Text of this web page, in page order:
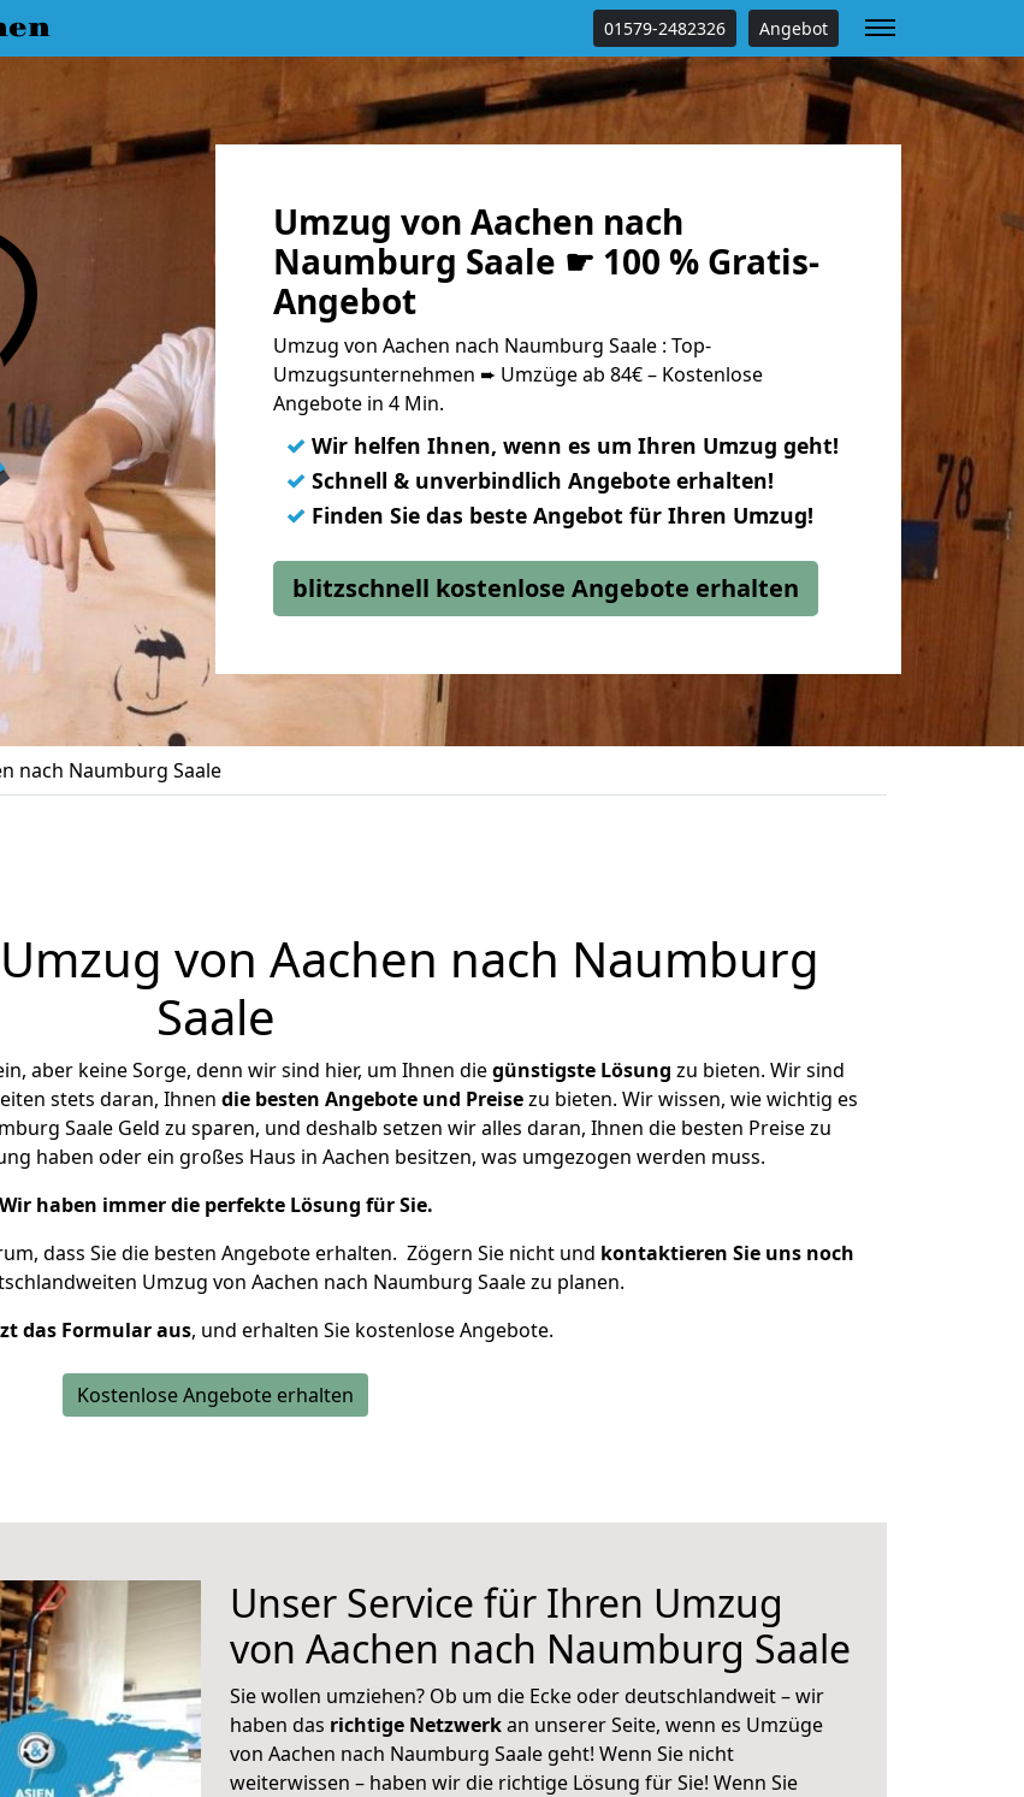
01579-2482326 Angebot
Umzug von Aachen nach
Naumburg Saale ☛ 100 % Gratis-
Angebot
Umzug von Aachen nach Naumburg Saale : Top-
Umzugsunternehmen ➨ Umzüge ab 84€ – Kostenlose
Angebote in 4 Min.
✓ Wir helfen Ihnen, wenn es um Ihren Umzug geht!
✓ Schnell & unverbindlich Angebote erhalten!
✓ Finden Sie das beste Angebot für Ihren Umzug!
blitzschnell kostenlose Angebote erhalten
nach Naumburg Saale
von Aachen nach Naumburg
Saale
aber keine Sorge, denn wir sind hier, um Ihnen diegünstigste Lösung zu bieten. Wir sind
stets daran, Ihnen die besten Angebote und Preisezu bieten. Wir wissen, wie wichtig es
Saale Geld zu sparen, und deshalb setzen wir alles daran, Ihnen die besten Preise zu
haben oder ein großes Haus in Aachen besitzen, was umgezogen werden muss.
Wir haben immer die perfekte Lösung für Sie.
dass Sie die besten Angebote erhalten. Zögern Sie nicht und kontaktieren Sie uns noch
Umzug von Aachen nach Naumburg Saale zu planen.
das Formular aus, und erhalten Sie kostenlose Angebote.
Kostenlose Angebote erhalten
Unser Service für Ihren Umzug
von Aachen nach Naumburg Saale
Sie wollen umziehen? Ob um die Ecke oder deutschlandweit – wir
haben das richtige Netzwerkan unserer Seite, wenn es Umzüge
von Aachen nach Naumburg Saale geht! Wenn Sie nicht
weiterwissen – haben wir die richtige Lösung für Sie! Wenn Sie